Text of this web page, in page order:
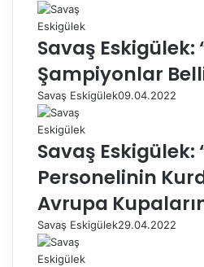
Savaş
Şampiyonlar
Savaş Eskigülek09.04.2022
Savaş Eskigülek:
Personelinin
Avrupa
Savaş Eskigülek29.04.2022